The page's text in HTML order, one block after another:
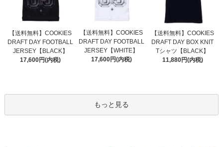
【送料無料】COOKIES
DRAFT DAY FOOTBALL
JERSEY【BLACK】
17,600円(内税)
【送料無料】COOKIES
DRAFT DAY FOOTBALL
JERSEY【WHITE】
17,600円(内税)
【送料無料】COOKIES
DRAFT DAY BOX KNIT
Tシャツ【BLACK】
11,880円(内税)
もっと見る